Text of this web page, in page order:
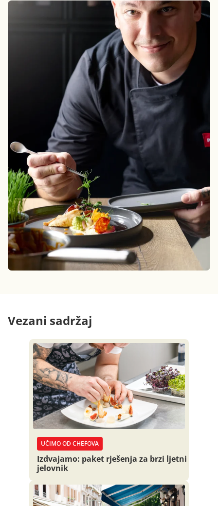
Vezani sadržaj
UČIMO OD CHEFOVA
Izdvajamo: paket rješenja za brzi ljetni
jelovnik